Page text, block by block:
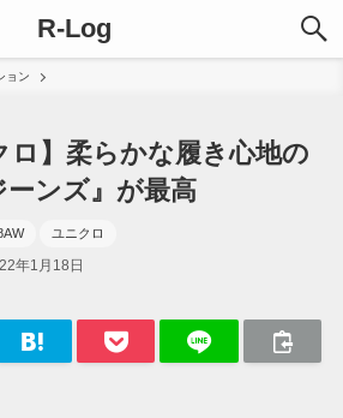
R-Log
ョン
ロ】柔らかな履き心地の
ーンズ』が最高
ユニクロ
年1月18日